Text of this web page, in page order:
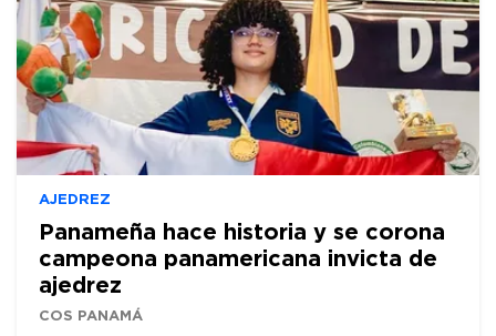
AJEDREZ
Panameña hace historia y se corona
campeona panamericana invicta de
ajedrez
COS PANAMÁ